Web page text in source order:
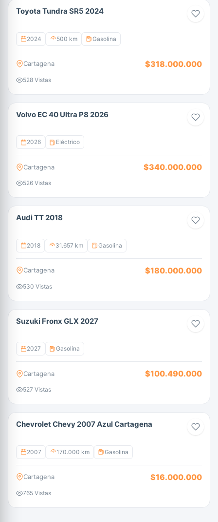
Toyota Tundra SR5 2024
2024 500 km Gasolina
Cartagena $318.000.000
528 Vistas
Volvo EC 40 Ultra P8 2026
2026 Eléctrico
Cartagena $340.000.000
526 Vistas
Audi TT 2018
2018 31.657 km Gasolina
Cartagena $180.000.000
530 Vistas
Suzuki Fronx GLX 2027
2027 Gasolina
Cartagena $100.490.000
527 Vistas
Chevrolet Chevy 2007 Azul Cartagena
2007 170.000 km Gasolina
Cartagena $16.000.000
765 Vistas